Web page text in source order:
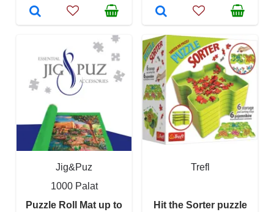
Jig&Puz
1000 Palat
Puzzle Roll Mat up to
Trefl
Hit the Sorter puzzle